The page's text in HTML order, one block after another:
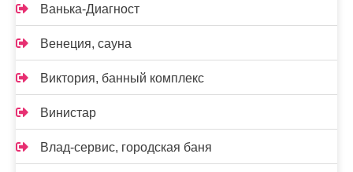
Ванька-Диагност
Венеция, сауна
Виктория, банный комплекс
Винистар
Влад-сервис, городская баня